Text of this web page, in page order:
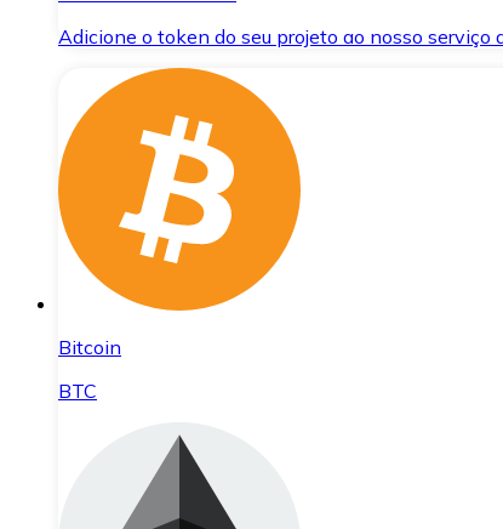
Adicione o token do seu projeto ao nosso serviço
Bitcoin
BTC